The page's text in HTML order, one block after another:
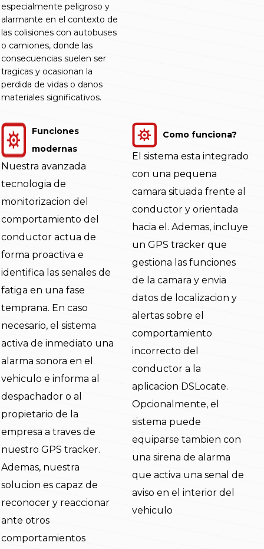
especialmente peligroso y
alarmante en el contexto de
las colisiones con autobuses
o camiones, donde las
consecuencias suelen ser
tragicas y ocasionan la
perdida de vidas o danos
materiales significativos.
Funciones
modernas
Nuestra avanzada
tecnologia de
monitorizacion del
comportamiento del
conductor actua de
forma proactiva e
identifica las senales de
fatiga en una fase
temprana. En caso
necesario, el sistema
activa de inmediato una
alarma sonora en el
vehiculo e informa al
despachador o al
propietario de la
empresa a traves de
nuestro GPS tracker.
Ademas, nuestra
solucion es capaz de
reconocer y reaccionar
ante otros
comportamientos
Como funciona?
El sistema esta integrado
con una pequena
camara situada frente al
conductor y orientada
hacia el. Ademas, incluye
un GPS tracker que
gestiona las funciones
de la camara y envia
datos de localizacion y
alertas sobre el
comportamiento
incorrecto del
conductor a la
aplicacion DSLocate.
Opcionalmente, el
sistema puede
equiparse tambien con
una sirena de alarma
que activa una senal de
aviso en el interior del
vehiculo